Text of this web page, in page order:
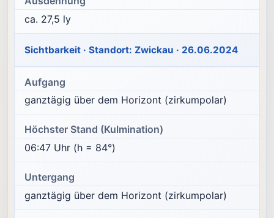
ca. 27,5 ly
Sichtbarkeit · Standort: Zwickau · 26.06.2024
Aufgang
ganztägig über dem Horizont (zirkumpolar)
Höchster Stand (Kulmination)
06:47 Uhr (h = 84°)
Untergang
ganztägig über dem Horizont (zirkumpolar)